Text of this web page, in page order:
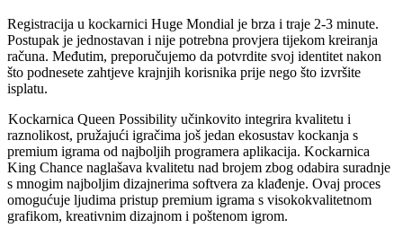
Registracija u kockarnici Huge Mondial je brza i traje 2-3 minute.
Postupak je jednostavan i nije potrebna provjera tijekom kreiranja
računa. Međutim, preporučujemo da potvrdite svoj identitet nakon
što podnesete zahtjeve krajnjih korisnika prije nego što izvršite
isplatu.
Kockarnica Queen Possibility učinkovito integrira kvalitetu i
raznolikost, pružajući igračima još jedan ekosustav kockanja s
premium igrama od najboljih programera aplikacija. Kockarnica
King Chance naglašava kvalitetu nad brojem zbog odabira suradnje
s mnogim najboljim dizajnerima softvera za klađenje. Ovaj proces
omogućuje ljudima pristup premium igrama s visokokvalitetnom
grafikom, kreativnim dizajnom i poštenom igrom.